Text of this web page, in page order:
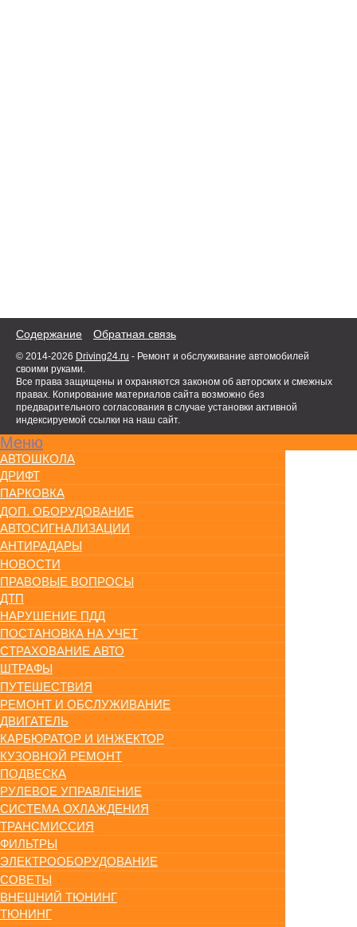
Содержание Обратная связь
© 2014-2026 Driving24.ru - Ремонт и обслуживание автомобилей
своими руками.
Все права защищены и охраняются законом об авторских и смежных
правах. Копирование материалов сайта возможно без
предварительного согласования в случае установки активной
индексируемой ссылки на наш сайт.
Меню
АВТОШКОЛА
ДРИФТ
ПАРКОВКА
ДОП. ОБОРУДОВАНИЕ
АВТОСИГНАЛИЗАЦИИ
АНТИРАДАРЫ
НОВОСТИ
ПРАВОВЫЕ ВОПРОСЫ
ДТП
НАРУШЕНИЕ ПДД
ПОСТАНОВКА НА УЧЕТ
СТРАХОВАНИЕ АВТО
ШТРАФЫ
ПУТЕШЕСТВИЯ
РЕМОНТ И ОБСЛУЖИВАНИЕ
ДВИГАТЕЛЬ
КАРБЮРАТОР И ИНЖЕКТОР
КУЗОВНОЙ РЕМОНТ
ПОДВЕСКА
РУЛЕВОЕ УПРАВЛЕНИЕ
СИСТЕМА ОХЛАЖДЕНИЯ
ТРАНСМИССИЯ
ФИЛЬТРЫ
ЭЛЕКТРООБОРУДОВАНИЕ
СОВЕТЫ
ВНЕШНИЙ ТЮНИНГ
ТЮНИНГ